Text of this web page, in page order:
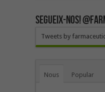
SEGUEIX-NOS!
Tweets by
Nous Popular